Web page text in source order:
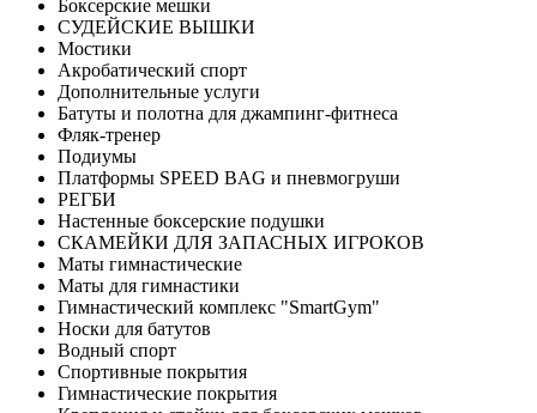
Боксерские мешки
СУДЕЙСКИЕ ВЫШКИ
Мостики
Акробатический спорт
Дополнительные услуги
Батуты и полотна для джампинг-фитнеса
Фляк-тренер
Подиумы
Платформы SPEED BAG и пневмогруши
РЕГБИ
Настенные боксерские подушки
СКАМЕЙКИ ДЛЯ ЗАПАСНЫХ ИГРОКОВ
Маты гимнастические
Маты для гимнастики
Гимнастический комплекс "SmartGym"
Носки для батутов
Водный спорт
Спортивные покрытия
Гимнастические покрытия